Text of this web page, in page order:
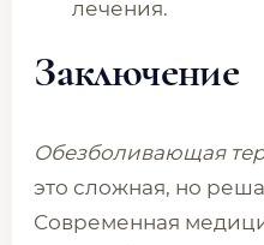
лечения.
Заключение
Обезболивающая
это сложная, но
Современная